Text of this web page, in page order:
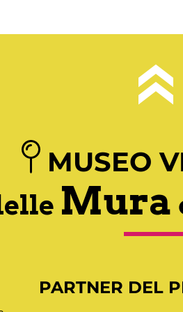
MUSEO
Mura
PARTNER DEL